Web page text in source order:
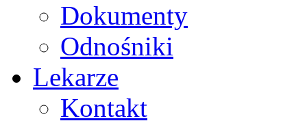
Dokumenty
Odnośniki
Lekarze
Kontakt